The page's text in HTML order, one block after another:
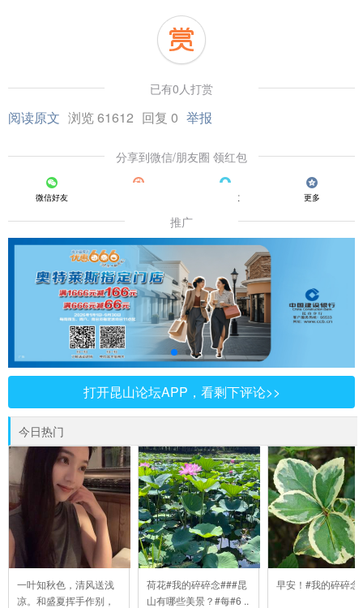
已有0人打赏
阅读原文 浏览 61612 回复 0 举报
分享到微信/朋友圈 领红包
微信好友 QQ好友 更多
推广
打开昆山论坛APP，看剩下评论>>
今日热门
一叶知秋色，清风送浅
凉。和盛夏挥手作别，
荷花#我的碎碎念###昆
山有哪些美景？#每#6 ..
早安！#我的碎碎念